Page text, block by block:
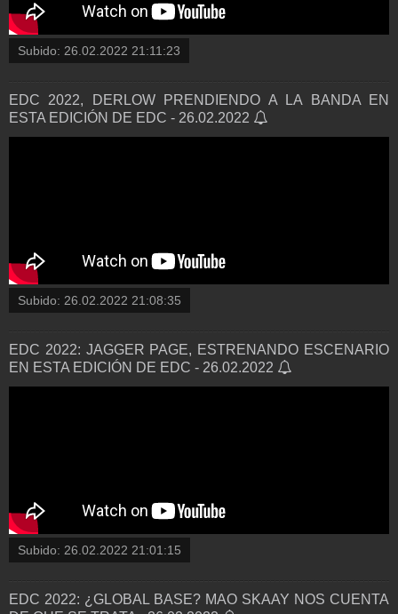
Subido: 26.02.2022 21:11:23
EDC 2022, DERLOW PRENDIENDO A LA BANDA EN
ESTA EDICIÓN DE EDC - 26.02.2022
Subido: 26.02.2022 21:08:35
EDC 2022: JAGGER PAGE, ESTRENANDO ESCENARIO
EN ESTA EDICIÓN DE EDC - 26.02.2022
Subido: 26.02.2022 21:01:15
EDC 2022: ¿GLOBAL BASE? MAO SKAAY NOS CUENTA